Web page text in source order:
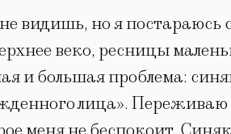
видишь, но я постараюсь
веко, ресницы
и большая проблема:
лица».